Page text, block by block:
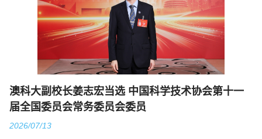
澳科大副校长姜志宏当选 中国科学技术协会第十一
届全国委员会常务委员会委员
2026/07/13